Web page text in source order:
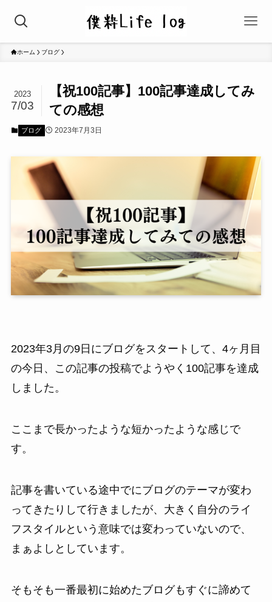
ホーム ブログ
【祝100記事】100記事達成してみ
ての感想
2023
7/03
ブログ 2023年7月3日
2023年3月の9日にブログをスタートして、4ヶ月目
の今日、この記事の投稿でようやく100記事を達成
しました。
ここまで長かったような短かったような感じで
す。
記事を書いている途中でにブログのテーマが変わ
ってきたりして行きましたが、大きく自分のライ
フスタイルという意味では変わっていないので、
まぁよしとしています。
そもそも一番最初に始めたブログもすぐに諦めて